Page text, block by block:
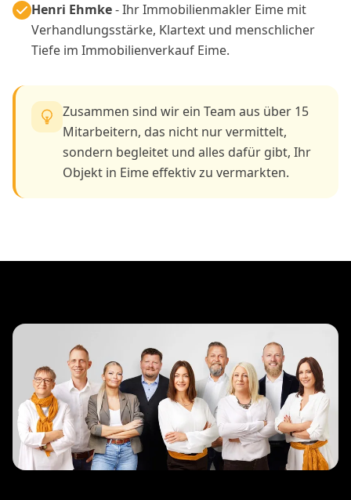
Henri Ehmke- Ihr Immobilienmakler Eime mit
Verhandlungsstärke, Klartext und menschlicher
Tiefe im Immobilienverkauf Eime.
Zusammen sind wir ein Team aus über 15
Mitarbeitern, das nicht nur vermittelt,
sondern begleitet und alles dafür gibt, Ihr
Objekt in Eime effektiv zu vermarkten.